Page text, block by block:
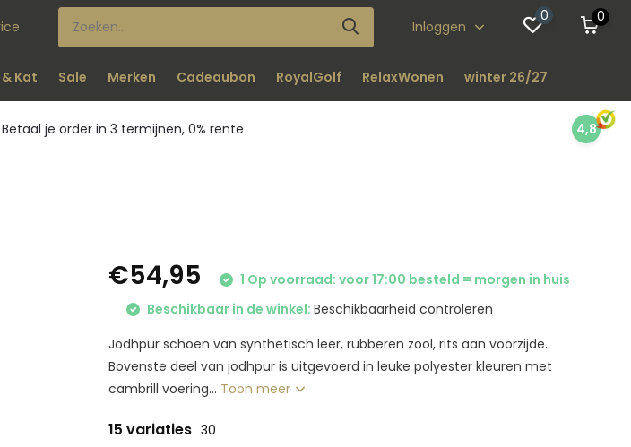
Inloggen
0 0
Kat Sale Merken Cadeaubon RoyalGolf RelaxWonen winter 26/27
Betaal je order in 3 termijnen, 0% rente 4,8
€54,95
1 Op voorraad: voor 17:00 besteld = morgen in huis
Beschikbaar in de winkel:Beschikbaarheid controleren
Jodhpur schoen van synthetisch leer, rubberen zool, rits aan voorzijde.
Bovenste deel van jodhpur is uitgevoerd in leuke polyester kleuren met
cambrill voering... Toon meer
15 variaties 30